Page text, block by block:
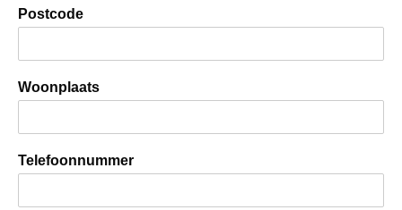
Postcode
Woonplaats
Telefoonnummer